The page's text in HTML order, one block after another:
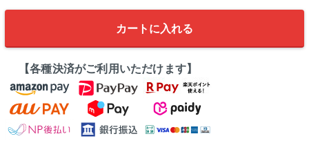
カートに入れる
【各種決済がご利用いただけます】